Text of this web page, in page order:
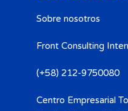
Sobre nosotros
Front Consulting
(+58) 212-9750080​
Centro Empresarial